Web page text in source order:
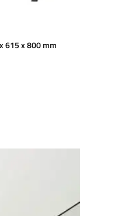
615 x 800 mm